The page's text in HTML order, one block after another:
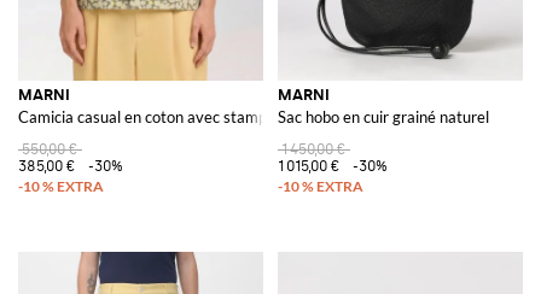
MARNI
Camicia casual en coton avec stampa astratta
550,00 €
385,00 €
-30%
MARNI
Sac hobo en cuir grainé naturel
1 450,00 €
1 015,00 €
-30%